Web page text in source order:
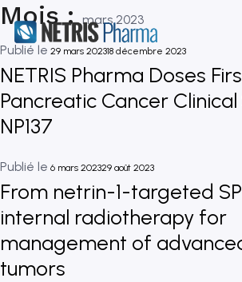
Mois :mars 2023
Publié le 29 mars 202318 décembre 2023
NETRIS Pharma Doses
Pancreatic Cancer
NP137
Publié le 6 mars 202329 août 2023
From netrin-1-targeted
internal radiotherapy for
management of
tumors